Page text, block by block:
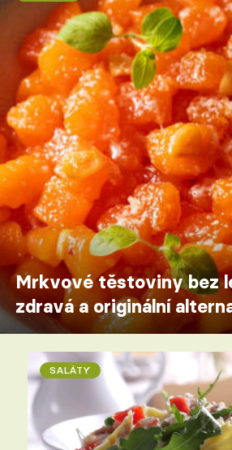
Mrkvové těstoviny bez
zdravá a originální
SALÁTY